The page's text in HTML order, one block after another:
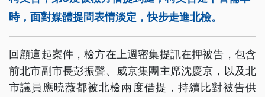
時，面對媒體提問表情淡定，快步走進北檢。
回顧這起案件，檢方在上週密集提訊在押被告，包含
前北市副市長彭振聲、威京集團主席沈慶京，以及北
市議員應曉薇都被北檢兩度借提，持續比對被告供